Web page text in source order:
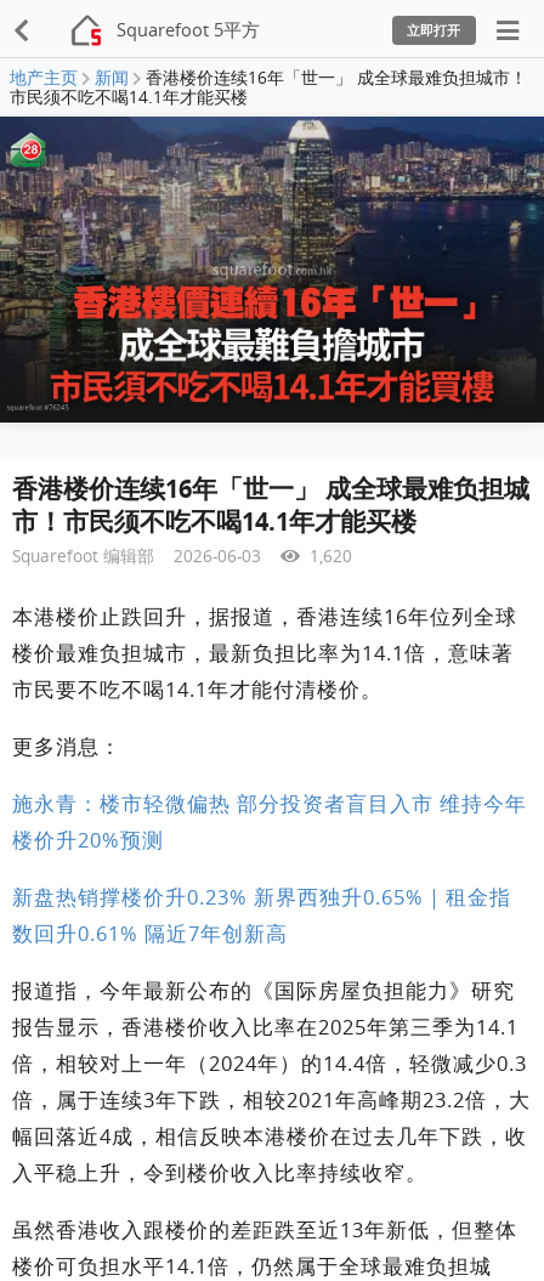
Squarefoot 5平方 立即打开
地产主页 新闻
香港楼价连续16年「世一」 成全球最难负担城市！
市民须不吃不喝14.1年才能买楼
香港楼价连续16年「世一」 成全球最难负担城
市！市民须不吃不喝14.1年才能买楼
Squarefoot 编辑部 2026-06-03 1,620
本港楼价止跌回升，据报道，香港连续16年位列全球
楼价最难负担城市，最新负担比率为14.1倍，意味著
市民要不吃不喝14.1年才能付清楼价。
更多消息：
施永青：楼市轻微偏热 部分投资者盲目入市 维持今年
楼价升20%预测
新盘热销撑楼价升0.23% 新界西独升0.65%｜租金指
数回升0.61% 隔近7年创新高
报道指，今年最新公布的《国际房屋负担能力》研究
报告显示，香港楼价收入比率在2025年第三季为14.1
倍，相较对上一年（2024年）的14.4倍，轻微减少0.3
倍，属于连续3年下跌，相较2021年高峰期23.2倍，大
幅回落近4成，相信反映本港楼价在过去几年下跌，收
入平稳上升，令到楼价收入比率持续收窄。
虽然香港收入跟楼价的差距跌至近13年新低，但整体
楼价可负担水平14.1倍，仍然属于全球最难负担城